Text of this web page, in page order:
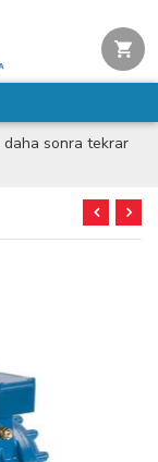
daha sonra tekrar